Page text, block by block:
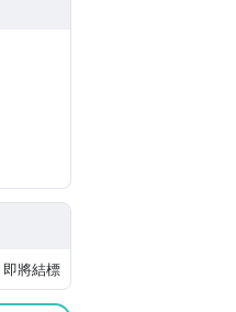
即將結標